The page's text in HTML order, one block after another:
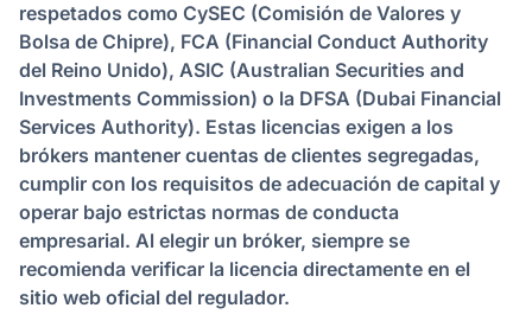
respetados como CySEC (Comisión de Valores y
Bolsa de Chipre), FCA (Financial Conduct Authority
del Reino Unido), ASIC (Australian Securities and
Investments Commission) o la DFSA (Dubai Financial
Services Authority). Estas licencias exigen a los
brókers mantener cuentas de clientes segregadas,
cumplir con los requisitos de adecuación de capital y
operar bajo estrictas normas de conducta
empresarial. Al elegir un bróker, siempre se
recomienda verificar la licencia directamente en el
sitio web oficial del regulador.